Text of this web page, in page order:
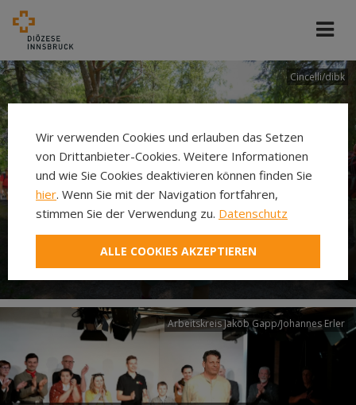
Cincelli/dibk
Neuer Pilgerweg Via
Laudato si’
Arbeitskreis Jakob Gapp/Johannes Erler
Wir verwenden Cookies und erlauben das Setzen
von Drittanbieter-Cookies. Weitere Informationen
und wie Sie Cookies deaktivieren können finden Sie
hier. Wenn Sie mit der Navigation fortfahren,
stimmen Sie der Verwendung zu. Datenschutz
ALLE COOKIES AKZEPTIEREN